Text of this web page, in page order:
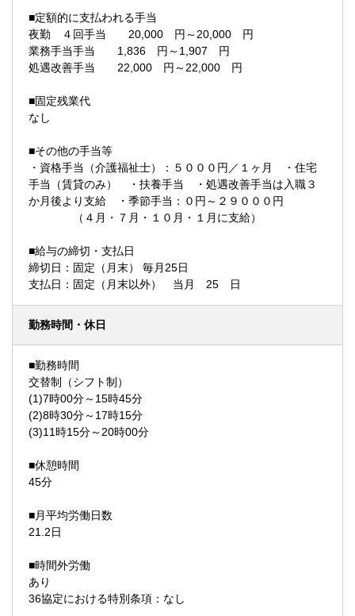
■定額的に支払われる手当
夜勤 ４回手当 20,000 円～20,000 円
業務手当手当 1,836 円～1,907 円
処遇改善手当 22,000 円～22,000 円
■固定残業代
なし
■その他の手当等
・資格手当（介護福祉士）：５０００円／１ヶ月 ・住宅
手当（賃貸のみ） ・扶養手当 ・処遇改善手当は入職３
か月後より支給 ・季節手当：０円～２９０００円
（４月・７月・１０月・１月に支給）
■給与の締切・支払日
締切日：固定（月末） 毎月25日
支払日：固定（月末以外） 当月 25 日
勤務時間・休日
■勤務時間
交替制（シフト制）
(1)7時00分～15時45分
(2)8時30分～17時15分
(3)11時15分～20時00分
■休憩時間
45分
■月平均労働日数
21.2日
■時間外労働
あり
36協定における特別条項：なし